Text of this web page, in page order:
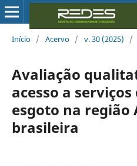
Início / Acervo / v. 30 (2025) /
Avaliação
acesso a
esgoto na região
brasileira